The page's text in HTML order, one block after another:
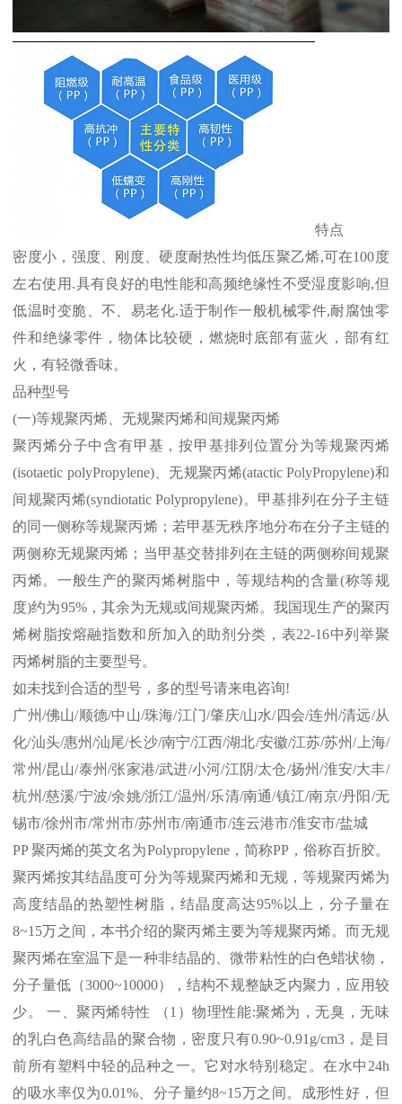
特点
密度小，强度、刚度、硬度耐热性均低压聚乙烯,可在100度
左右使用 .具有良好的电性能和高频绝缘性不受湿度影响,但
低温时变脆、不、易老化.适于制作一般机械零件,耐腐蚀零
件和绝缘零件，物体比较硬，燃烧时底部有蓝火，部有红
火，有轻微香味。
品种型号
(一)等规聚丙烯、无规聚丙烯和间规聚丙烯
聚丙烯分子中含有甲基，按甲基排列位置分为等规聚丙烯
(isotaetic polyPropylene)、无规聚丙烯(atactic PolyPropylene)和
间规聚丙烯(syndiotatic Polypropylene)。甲基排列在分子主链
的同一侧称等规聚丙烯；若甲基无秩序地分布在分子主链的
两侧称无规聚丙烯；当甲基交替排列在主链的两侧称间规聚
丙烯。一般生产的聚丙烯树脂中，等规结构的含量(称等规
度)约为95%，其余为无规或间规聚丙烯。我国现生产的聚丙
烯树脂按熔融指数和所加入的助剂分类，表22-16中列举聚
丙烯树脂的主要型号。
如未找到合适的型号，多的型号请来电咨询!
广州/佛山/顺德/中山/珠海/江门/肇庆/山水/四会/连州/清远/从
化/汕头/惠州/汕尾/长沙/南宁/江西/湖北/安徽/江苏/苏州/上海/
常州/昆山/泰州/张家港/武进/小河/江阴/太仓/扬州/淮安/大丰/
杭州/慈溪/宁波/余姚/浙江/温州/乐清/南通/镇江/南京/丹阳 /无
锡市/徐州市/常州市/苏州市/南通市/连云港市/淮安市/盐城
PP聚丙烯的英文名为Polypropylene，简称PP，俗称百折胶。
聚丙烯按其结晶度可分为等规聚丙烯和无规，等规聚丙烯为
高度结晶的热塑性树脂，结晶度高达95%以上，分子量在
8~15万之间，本书介绍的聚丙烯主要为等规聚丙烯。而无规
聚丙烯在室温下是一种非结晶的、微带粘性的白色蜡状物，
分子量低（3000~10000），结构不规整缺乏内聚力，应用较
少。 一、聚丙烯特性 （1 ）物理性能:聚烯为，无臭，无味
的乳白色高结晶的聚合物，密度只有0.90~0.91g/cm3，是目
前所有塑料中轻的品种之一。它对水特别稳定。在水中 24h
的吸水率仅为0.01%、分子量约8~15万之间。成形性好，但